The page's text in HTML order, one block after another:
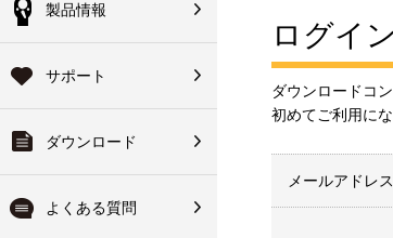
製品情報
サポート
ダウンロード
よくある質問
サポート
サービス
アサービス
ーサービス
器総合製品案内
ンドブック
正装置
カイブ
くある質問
位について
使い方について
理について
社案内
社概要
のご挨拶
点一覧
会員の方
録済の方は下記ボタ
ログイン
ログイン
ダウンロードコ
初めてご利用にな
メールアドレス